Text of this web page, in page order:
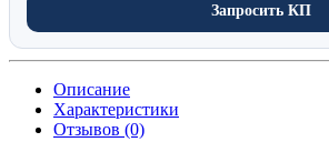
Запросить КП
Описание
Характеристики
Отзывов (0)